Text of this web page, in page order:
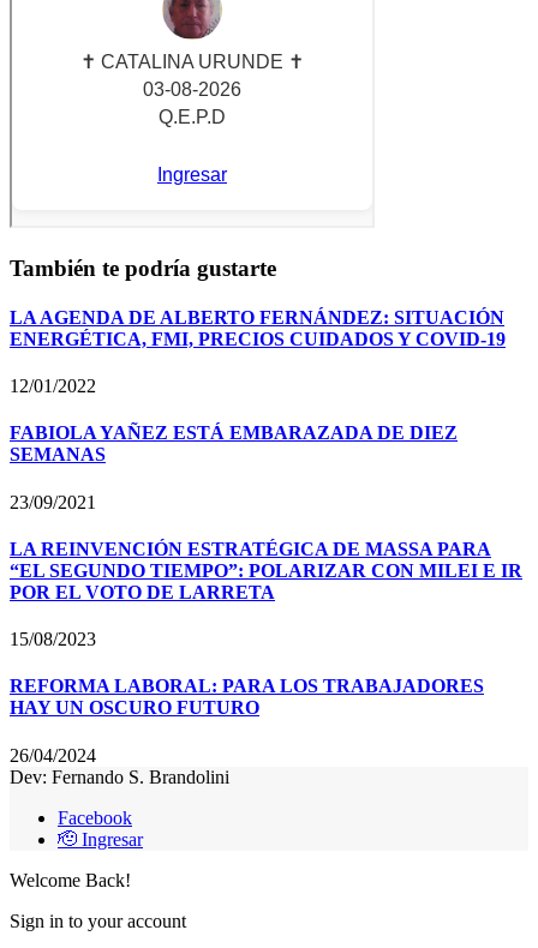
También te podría gustarte
LA AGENDA DE ALBERTO FERNÁNDEZ: SITUACIÓN
ENERGÉTICA, FMI, PRECIOS CUIDADOS Y COVID-19
12/01/2022
FABIOLA YAÑEZ ESTÁ EMBARAZADA DE DIEZ
SEMANAS
23/09/2021
LA REINVENCIÓN ESTRATÉGICA DE MASSA PARA
“EL SEGUNDO TIEMPO”: POLARIZAR CON MILEI E IR
POR EL VOTO DE LARRETA
15/08/2023
REFORMA LABORAL: PARA LOS TRABAJADORES
HAY UN OSCURO FUTURO
26/04/2024
Dev: Fernando S. Brandolini
Facebook
🫡 Ingresar
Welcome Back!
Sign in to your account